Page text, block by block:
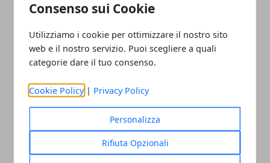
Consenso sui Cookie
Utilizziamo i cookie per ottimizzare il nostro sito
web e il nostro servizio. Puoi scegliere a quali
categorie dare il tuo consenso.
Cookie Policy | Privacy Policy
Personalizza
Rifiuta Opzionali
Facebook
TwitterWhatsapp
Life Cycle Management:
dal lancio al ritiro del
Cos&#039;è e Come